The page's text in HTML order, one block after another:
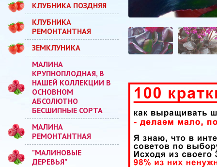
КЛУБНИКА ПОЗДНЯЯ
КЛУБНИКА
РЕМОНТАНТНАЯ
ЗЕМКЛУНИКА
МАЛИНА
КРУПНОПЛОДНАЯ, В
НАШЕЙ КОЛЛЕКЦИИ В
ОСНОВНОМ
АБСОЛЮТНО
БЕСШИПНЫЕ СОРТА
МАЛИНА
РЕМОНТАНТНАЯ
"МАЛИНОВЫЕ
ДЕРЕВЬЯ"